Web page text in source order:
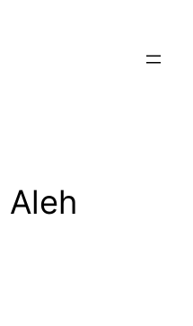
Aleh